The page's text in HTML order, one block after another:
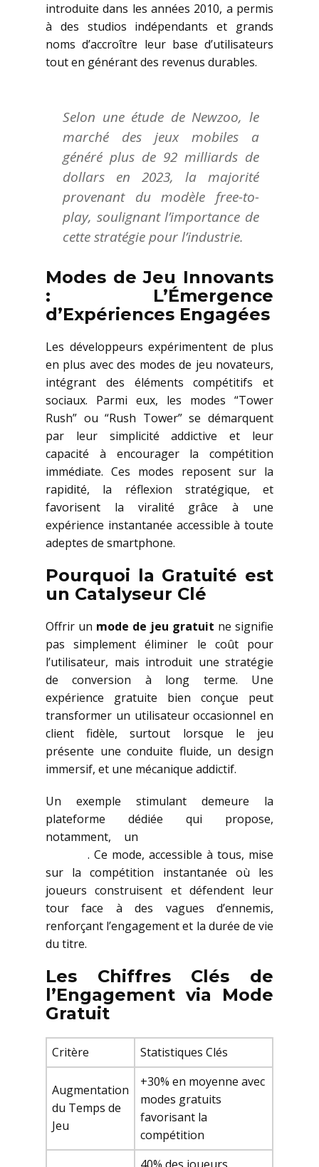
introduite dans les années 2010, a permis
à des studios indépendants et grands
noms d’accroître leur base d’utilisateurs
tout en générant des revenus durables.
Selon une étude de Newzoo, le
marché des jeux mobiles a
généré plus de 92 milliards de
dollars en 2023, la majorité
provenant du modèle free-to-
play, soulignant l’importance de
cette stratégie pour l’industrie.
Modes de Jeu Innovants
: L’Émergence
d’Expériences Engagées
Les développeurs expérimentent de plus
en plus avec des modes de jeu novateurs,
intégrant des éléments compétitifs et
sociaux. Parmi eux, les modes “Tower
Rush” ou “Rush Tower” se démarquent
par leur simplicité addictive et leur
capacité à encourager la compétition
immédiate. Ces modes reposent sur la
rapidité, la réflexion stratégique, et
favorisent la viralité grâce à une
expérience instantanée accessible à toute
adeptes de smartphone.
Pourquoi la Gratuité est
un Catalyseur Clé
Offrir un mode de jeu gratuit ne signifie
pas simplement éliminer le coût pour
l’utilisateur, mais introduit une stratégie
de conversion à long terme. Une
expérience gratuite bien conçue peut
transformer un utilisateur occasionnel en
client fidèle, surtout lorsque le jeu
présente une conduite fluide, un design
immersif, et une mécanique addictif.
Un exemple stimulant demeure la
plateforme dédiée qui propose,
notamment, un
. Ce mode, accessible à tous, mise
sur la compétition instantanée où les
joueurs construisent et défendent leur
tour face à des vagues d’ennemis,
renforçant l’engagement et la durée de vie
du titre.
Les Chiffres Clés de
l’Engagement via Mode
Gratuit
Critère Statistiques Clés
Augmentation
du Temps de
Jeu
+30% en moyenne avec
modes gratuits
favorisant la
compétition